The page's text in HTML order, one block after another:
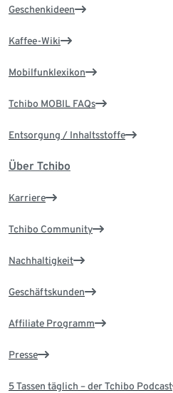
Geschenkideen
Kaffee-Wiki
Mobilfunklexikon
Tchibo MOBIL FAQs
Entsorgung / Inhaltsstoffe
Über Tchibo
Karriere
Tchibo Community
Nachhaltigkeit
Geschäftskunden
Affiliate Programm
Presse
5 Tassen täglich – der Tchibo Podcast